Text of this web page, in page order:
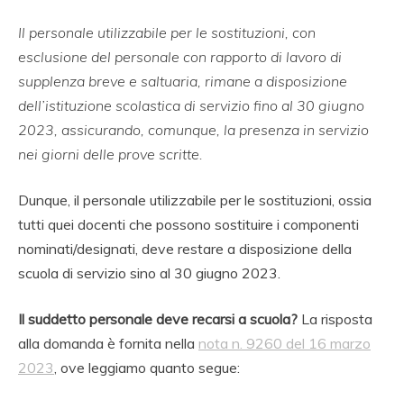
Il personale utilizzabile per le sostituzioni, con
esclusione del personale con rapporto di lavoro di
supplenza breve e saltuaria, rimane a disposizione
dell’istituzione scolastica di servizio fino al 30 giugno
2023, assicurando, comunque, la presenza in servizio
nei giorni delle prove scritte.
Dunque, il personale utilizzabile per le sostituzioni, ossia
tutti quei docenti che possono sostituire i componenti
nominati/designati, deve restare a disposizione della
scuola di servizio sino al 30 giugno 2023.
Il suddetto personale deve recarsi a scuola? La risposta
alla domanda è fornita nella nota n. 9260 del 16 marzo
2023 , ove leggiamo quanto segue: